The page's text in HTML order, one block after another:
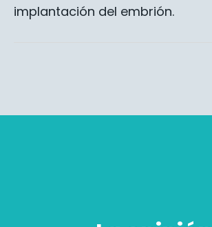
implantación del embrión.